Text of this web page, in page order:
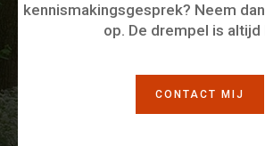
kennismakingsgesprek? Neem
op. De drempel is altijd
CONTACT MIJ